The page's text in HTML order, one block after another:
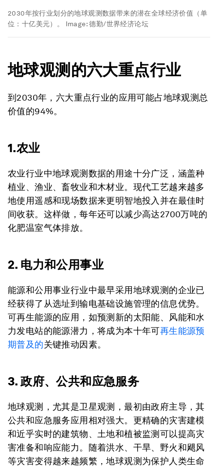
2030年按行业划分的地球观测数据带来的潜在全球经济价值（单
位：十亿美元）。
Image:德勤/世界经济论坛
地球观测的六大重点行业
到2030年，六大重点行业的应用可能占地球观测总
价值的94%。
1.农业
农业行业中地球观测数据的用途十分广泛，涵盖种
植业、渔业、畜牧业和木材业。现代工艺越来越多
地使用遥感和现场数据来更明智地投入并在最佳时
间收获。这样做，每年还可以减少高达2700万吨的
化肥温室气体排放。
2. 电力和公用事业
能源和公用事业行业中最早采用地球观测的企业已
经获得了从选址到输电基础设施管理的信息优势。
可再生能源的应用，如预测新的太阳能、风能和水
力发电站的能源潜力，将成为本十年可再生能源预
期普及的关键推动因素。
3. 政府、公共和应急服务
地球观测，尤其是卫星观测，最初由政府主导，其
公共和应急服务应用相对强大。更精确的灾害建模
和近乎实时的建筑物、土地和植被监测可以提高灾
害准备和响应能力。随着洪水、干旱、野火和飓风
等灾害变得越来越频繁，地球观测为保护人类生命